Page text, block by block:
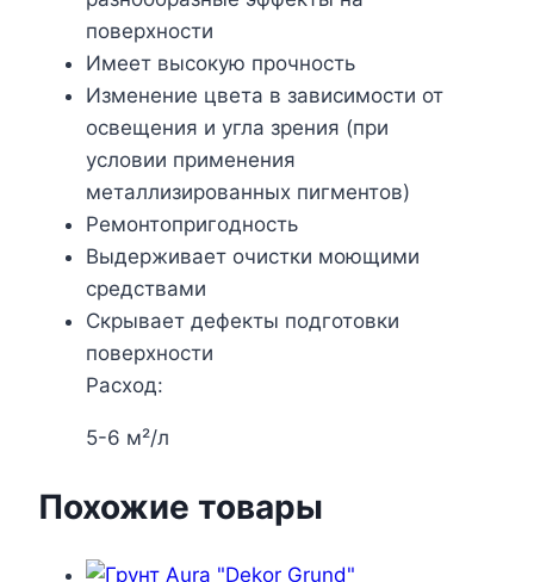
поверхности
Имеет высокую прочность
Изменение цвета в зависимости от
освещения и угла зрения (при
условии применения
металлизированных пигментов)
Ремонтопригодность
Выдерживает очистки моющими
средствами
Скрывает дефекты подготовки
поверхности
Расход:
5-6 м²/л
Похожие товары